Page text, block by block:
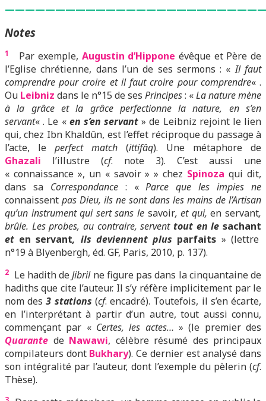
Notes
1 Par exemple, Augustin d’Hippone évêque et Père de
l’Eglise chrétienne, dans l’un de ses sermons : «Il faut
comprendre pour croire et il faut croire pour comprendre« .
Ou Leibniz dans le n°15 de ses Principes: «La nature mène
à la grâce et la grâce perfectionne la nature, en s’en
servant« . Le « en s’en servant » de Leibniz rejoint le lien
qui, chez Ibn Khaldûn, est l’effet réciproque du passage à
l’acte, le perfect match (ittifâq). Une métaphore de
Ghazali l’illustre (cf. note 3). C’est aussi une
« connaissance », un « savoir » » chez Spinoza qui dit,
dans sa Correspondance: «Parce que les impies ne
connaissent pas Dieu, ils ne sont dans les mains de l’Artisan
qu’un instrument qui sert sans le savoir, et qui,en servant,
brûle. Les probes, au contraire, serventtout en lesachant
et en servant, ils deviennent plus parfaits » (lettre
n°19 à Blyenbergh, éd. GF, Paris, 2010, p. 137).
2 Le hadith deJibrilne figure pas dans la cinquantaine de
hadiths que cite l’auteur. Il s’y réfère implicitement par le
nom des3 stations (cf. encadré). Toutefois, il s’en écarte,
en l’interprétant à partir d’un autre, tout aussi connu,
commençant par « Certes, les actes… » (le premier des
Quarante de Nawawi, célèbre résumé des principaux
compilateurs dont Bukhary). Ce dernier est analysé dans
son intégralité par l’auteur, dont l’exemple du pèlerin (cf.
Thèse).